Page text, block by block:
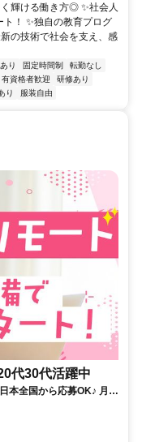
輝ける働き方◎ ✨社会人
！ ✨独自の教育プログ
の技術で社会を支え、感
り 固定時間制
転勤なし
有資格者歓迎
研修あり
り 服装自由
代30代活躍中
本全国から応募OK♪ 月稼